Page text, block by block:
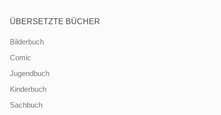
ÜBERSETZTE BÜCHER
Bilderbuch
Comic
Jugendbuch
Kinderbuch
Sachbuch